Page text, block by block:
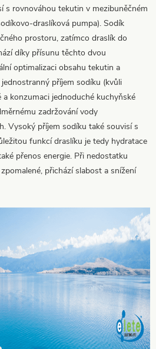
s rovnováhou tekutin v mezibuněčném
draslíková pumpa). Sodík
prostoru, zatímco draslík do
díky přísunu těchto dvou
optimalizaci obsahu tekutin a
příjem sodíku (kvůli
konzumaci jednoduché kuchyňské
zadržování vody
Vysoký příjem sodíku také souvisí s
funkcí draslíku je tedy hydratace
přenos energie. Při nedostatku
přichází slabost a snížení